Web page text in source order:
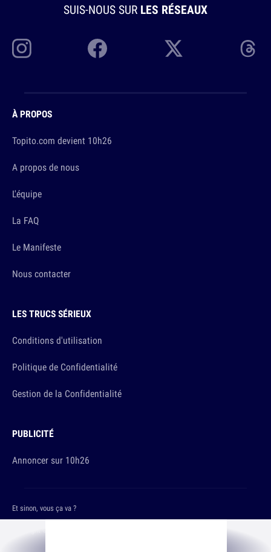
SUIS-NOUS SUR LES RÉSEAUX
À PROPOS
Topito.com devient 10h26
A propos de nous
L'équipe
La FAQ
Le Manifeste
Nous contacter
LES TRUCS SÉRIEUX
Conditions d'utilisation
Politique de Confidentialité
Gestion de la Confidentialité
PUBLICITÉ
Annoncer sur 10h26
Et sinon, vous ça va ?